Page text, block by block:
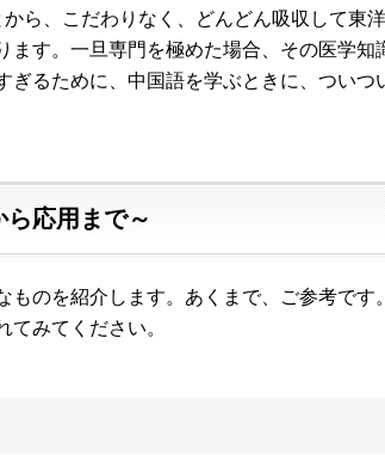
ら、こだわりなく、どんどん吸収して東洋
ます。一旦専門を極めた場合、その医学知
ぎるために、中国語を学ぶときに、ついつ
応用まで～
のを紹介します。あくまで、ご参考です。
みてください。